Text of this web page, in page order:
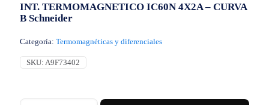
INT. TERMOMAGNETICO IC60N 4X2A – CURVA
B Schneider
Categoría: Termomagnéticas y diferenciales
SKU: A9F73402